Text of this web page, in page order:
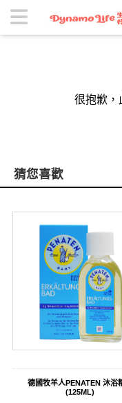
吸引力｜生活好物 | 吸引
很抱歉，
猜您喜歡
德國牧羊人PENATEN 沐浴
(125ML)